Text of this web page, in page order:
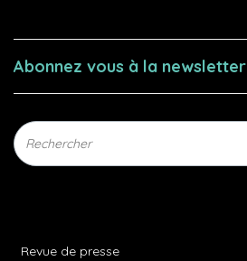
Abonnez vous à la newsletter
Revue de presse